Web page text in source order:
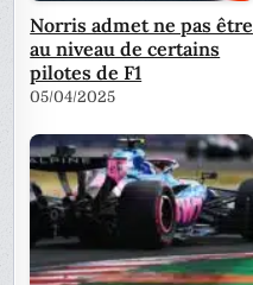
Norris admet ne pas être
au niveau de certains
pilotes de F1
05/04/2025